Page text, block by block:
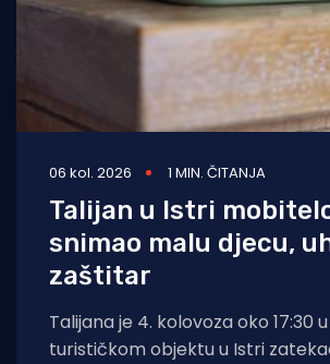
06 kol. 2026 1 MIN. ČITANJA
Talijan u Istri
snimao malu djecu,
zaštitar
Talijana je 4. kolovoza oko 17:30
turističkom objektu u Istri